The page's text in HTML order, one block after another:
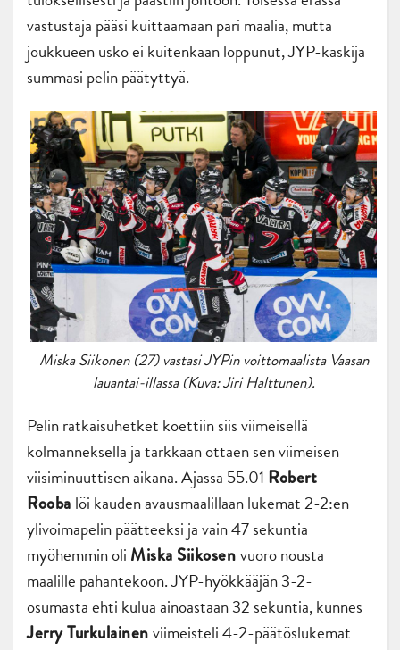
vastustaja pääsi kuittaamaan pari maalia, mutta
joukkueen usko ei kuitenkaan loppunut, JYP-käskijä
summasi pelin päätyttyä.
Miska Siikonen (27) vastasi JYPin voittomaalista Vaasan
lauantai-illassa (Kuva: Jiri Halttunen).
Pelin ratkaisuhetket koettiin siis viimeisellä
kolmanneksella ja tarkkaan ottaen sen viimeisen
viisiminuuttisen aikana. Ajassa 55.01 Robert
Rooba löi kauden avausmaalillaan lukemat 2-2:en
ylivoimapelin päätteeksi ja vain 47 sekuntia
myöhemmin oli Miska Siikosenvuoro nousta
maalille pahantekoon. JYP-hyökkääjän 3-2-
osumasta ehti kulua ainoastaan 32 sekuntia, kunnes
Jerry Turkulainenviimeisteli 4-2-päätöslukemat